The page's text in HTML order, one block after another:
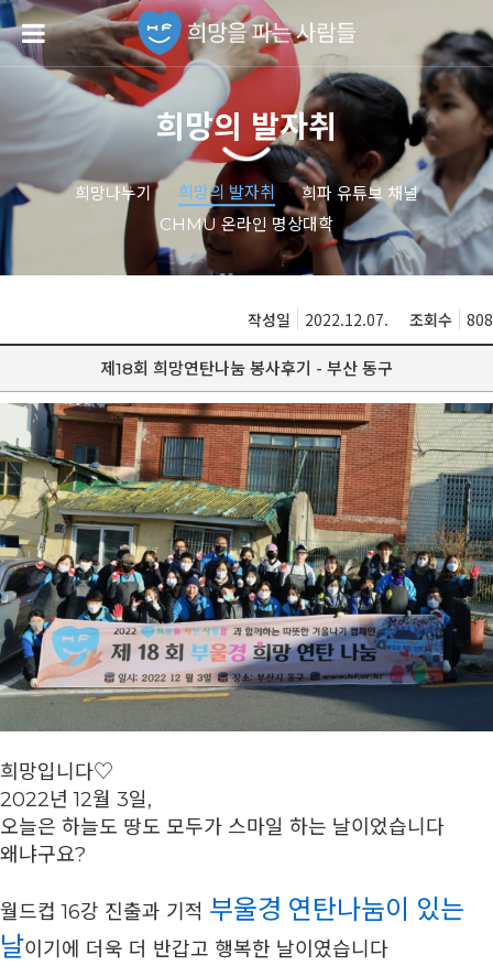
희망의 발자취
희망나누기 희망의 발자취
희파 유튜브 채널
CHMU 온라인 명상대학
작성일 2022.12.07. 조회수 808
제18회 희망연탄나눔 봉사후기 - 부산 동구
희망입니다♡
2022년 12월 3일,
오늘은 하늘도 땅도 모두가 스마일 하는 날이었습니다
왜냐구요?
월드컵 16강 진출과 기적 부울경 연탄나눔이 있는
날이기에 더욱 더 반갑고 행복한 날이였습니다